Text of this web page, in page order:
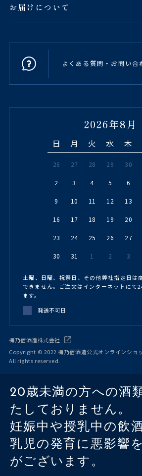
お届けについて
よくある質問・お問い合
2026年8月
日 月 火 水 木
26 27 28 29 30
2 3 4 5 6
9 10 11 12 13
16 17 18 19 20
23 24 25 26 27
30 31 1 2 3
土曜、日曜、祝祭日、その他弊社指定日は
できません。ご注文はインターネットにて
ます。
発送不可日
梅乃宿酒造株式会社
Copyright © 2022 梅乃宿酒造公式オンラインショ
All rights reserved.
20歳未満の方への酒
たしておりません。
妊娠中や授乳中の飲
乳児の発育に悪影響
がございます。